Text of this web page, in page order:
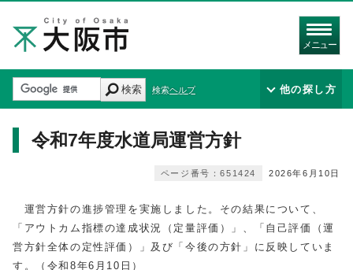
メニュー
検索 検索ヘルプ 他の探し方
令和7年度水道局運営方針
2026年6月10日
ページ番号：651424
運営方針の進捗管理を実施しました。その結果について、
「アウトカム指標の達成状況（定量評価）」、「自己評価（運
営方針全体の定性評価）」及び「今後の方針」に反映していま
す。（令和8年6月10日）